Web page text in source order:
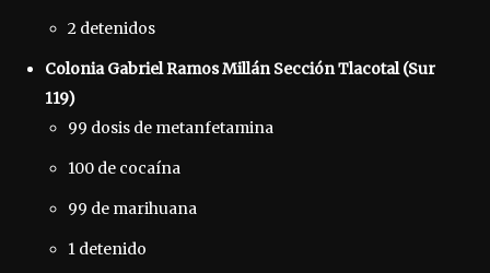
2 detenidos
Colonia Gabriel Ramos Millán Sección Tlacotal (Sur
119)
99 dosis de metanfetamina
100 de cocaína
99 de marihuana
1 detenido